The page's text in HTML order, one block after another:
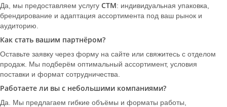
Да, мы предоставляем услугу СТМ: индивидуальная упаковка,
брендирование и адаптация ассортимента под ваш рынок и
аудиторию.
Как стать вашим партнёром?
Оставьте заявку через форму на сайте или свяжитесь с отделом
продаж. Мы подберём оптимальный ассортимент, условия
поставки и формат сотрудничества.
Работаете ли вы с небольшими компаниями?
Да. Мы предлагаем гибкие объёмы и форматы работы,